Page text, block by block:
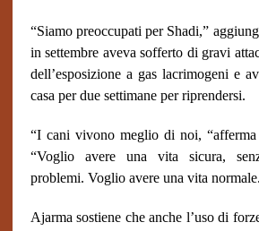
“Siamo preoccupati per Shadi,”
in settembre aveva sofferto di gravi
dell’esposizione a gas lacrimogeni e
casa per due settimane per riprendersi.
“I cani vivono meglio di noi,
“Voglio avere una vita sicura,
problemi. Voglio avere una vita
Ajarma sostiene che anche l’uso di